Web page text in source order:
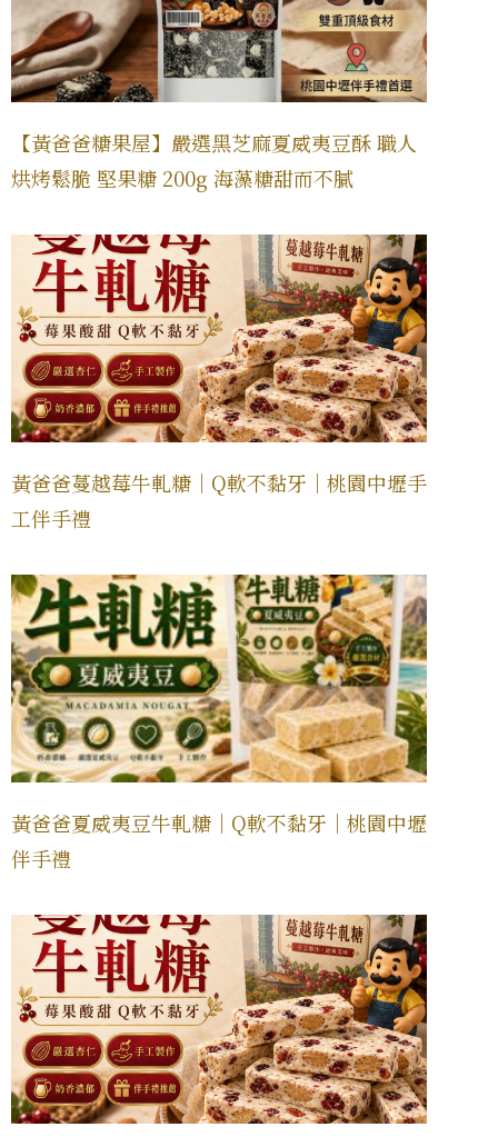
【黃爸爸糖果屋】嚴選黑芝麻夏威夷豆酥 職人
烘烤鬆脆 堅果糖 200g 海藻糖甜而不膩
黃爸爸蔓越莓牛軋糖｜Q軟不黏牙｜桃園中壢手
工伴手禮
黃爸爸夏威夷豆牛軋糖｜Q軟不黏牙｜桃園中壢
伴手禮